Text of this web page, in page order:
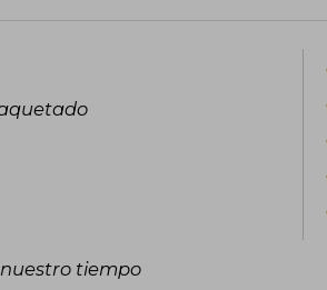
el Nebula, el Locus o el World
tiempo